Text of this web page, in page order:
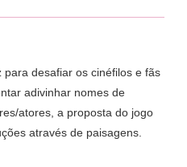
desafiar os cinéfilos e fãs
adivinhar nomes de
atores, a proposta do jogo
através de paisagens.